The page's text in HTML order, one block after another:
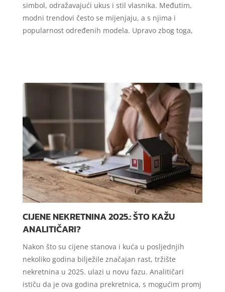
simbol, odražavajući ukus i stil vlasnika. Međutim,
modni trendovi često se mijenjaju, a s njima i
popularnost određenih modela. Upravo zbog toga,
CIJENE NEKRETNINA 2025.: ŠTO KAŽU
ANALITIČARI?
Nakon što su cijene stanova i kuća u posljednjih
nekoliko godina bilježile značajan rast, tržište
nekretnina u 2025. ulazi u novu fazu. Analitičari
ističu da je ova godina prekretnica, s mogućim promj